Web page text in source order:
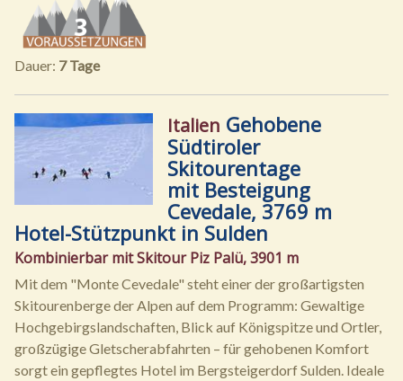
Dauer: 7 Tage
Italien Gehobene
Südtiroler
Skitourentage
mit Besteigung
Cevedale, 3769 m
Hotel-Stützpunkt in Sulden
Kombinierbar mit Skitour Piz Palü, 3901 m
Mit dem "Monte Cevedale" steht einer der großartigsten
Skitourenberge der Alpen auf dem Programm: Gewaltige
Hochgebirgslandschaften, Blick auf Königspitze und Ortler,
großzügige Gletscherabfahrten – für gehobenen Komfort
sorgt ein gepflegtes Hotel im Bergsteigerdorf Sulden. Ideale